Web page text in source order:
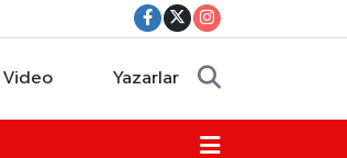
Video Yazarlar